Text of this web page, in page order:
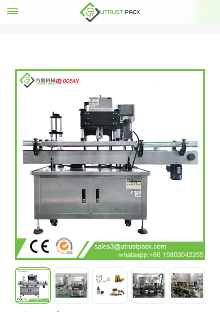
علة والقطران مزيل زجاجة كاب أقرب / آلة السد البخاخ